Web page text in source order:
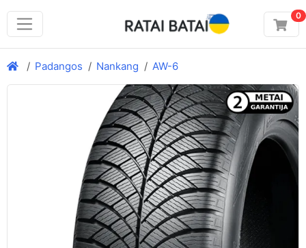
0
Padangos Nankang AW-6